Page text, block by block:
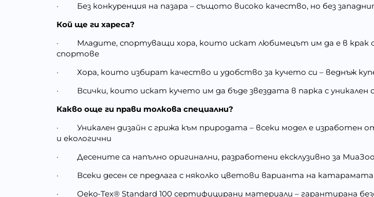
·
Без конкуренция на пазара – същото високо качество, но без
Кой ще ги хареса?
·
Младите, спортуващи хора, които искат любимецът им да е в крак
спортове
·
Хора, които избират качество и удобство за кучето си – веднъж
·
Всички, които искат кучето им да бъде звездата в парка с уникален
Какво още ги прави толкова специални?
·
Уникален дизайн с грижа към природата – всеки модел е
и екологични
·
Десените са напълно оригинални, разработени ексклузивно за
·
Всеки десен се предлага с няколко цветови варианта на
·
Oeko-Tex® Standard 100 сертифицирани материали – гарантирана